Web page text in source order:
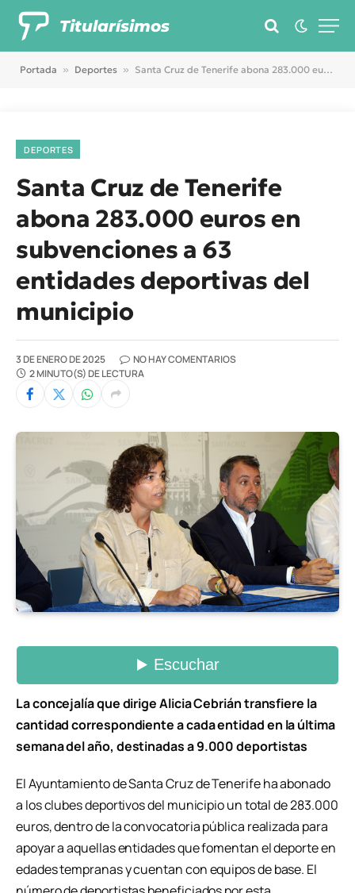
Titularísimos
Portada » Deportes » Santa Cruz de Tenerife abona 283.000 euros en subvenciones a 63 entidades deportivas del municipio
DEPORTES
Santa Cruz de Tenerife
abona 283.000 euros en
subvenciones a 63
entidades deportivas del
municipio
3 DE ENERO DE 2025
NO HAY COMENTARIOS
2 MINUTO(S) DE LECTURA
La concejalía que dirige Alicia Cebrián transfiere la
cantidad correspondiente a cada entidad en la última
semana del año, destinadas a 9.000 deportistas
El Ayuntamiento de Santa Cruz de Tenerife ha abonado
a los clubes deportivos del municipio un total de 283.000
euros, dentro de la convocatoria pública realizada para
apoyar a aquellas entidades que fomentan el deporte en
edades tempranas y cuentan con equipos de base. El